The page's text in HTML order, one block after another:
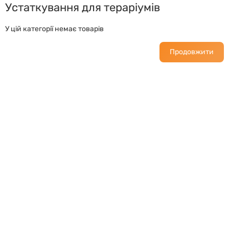
Устаткування для тераріумів
У цій категорії немає товарів
Продовжити